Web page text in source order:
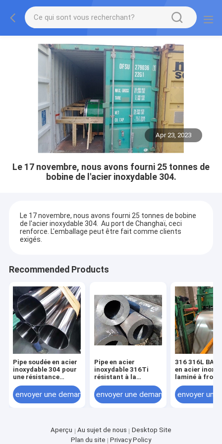
Apr 23, 2023
Le 17 novembre, nous avons fourni 25 tonnes de
bobine de l'acier inoxydable 304.
Le 17 novembre, nous avons fourni 25 tonnes de bobine
de l'acier inoxydable 304. Au port de Changhaï, ceci
renforce. L'emballage peut être fait comme clients
exigés.
Recommended Products
Pipe soudée en acier
inoxydable 304 pour
une résistance
thermique et une
résistance à basse
température
envoyer une demande
Pipe en acier
inoxydable 316Ti
résistant à la
corrosion pour
usines chimiques et
industrielles
envoyer une demande
316 316L BA
en acier
laminé à froid
la
navale et les
chirurgicaux
envoyer une
Aperçu Au sujet de nous
Desktop Site
Plan du site
Privacy Policy